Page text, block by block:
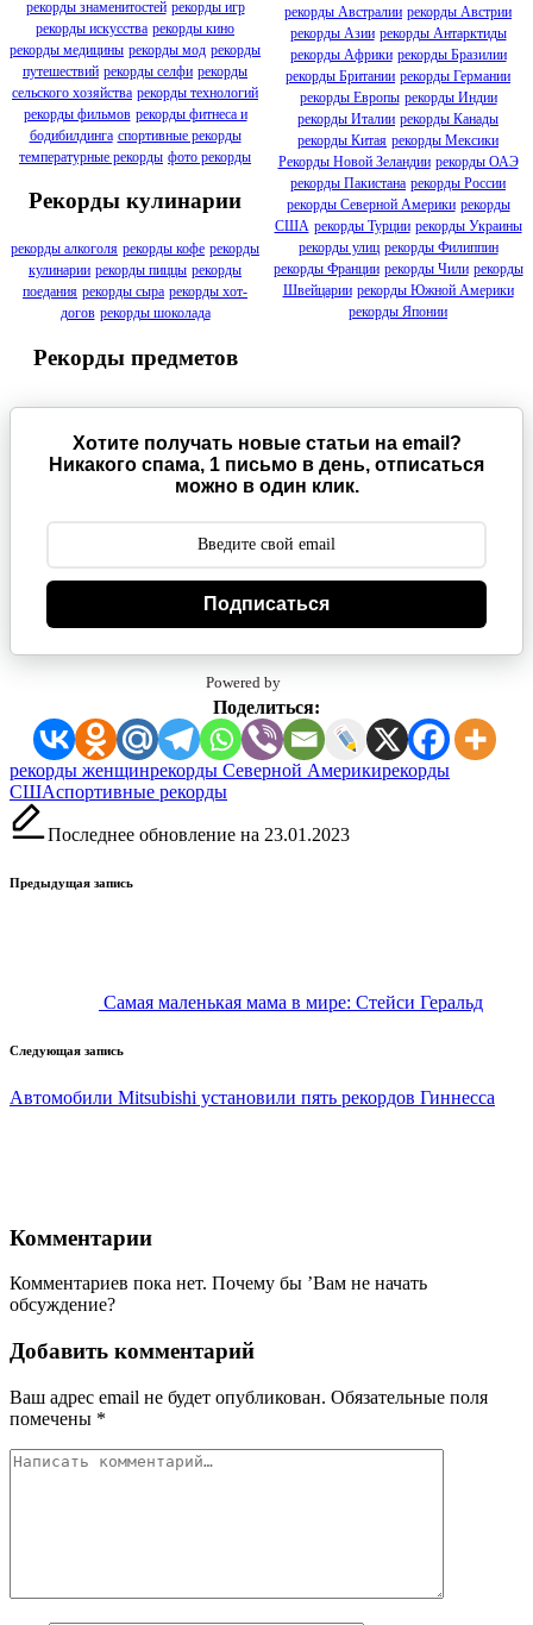
рекорды знаменитостей рекорды игр
рекорды искусства рекорды кино
рекорды медицины рекорды мод рекорды
путешествий рекорды селфи рекорды
сельского хозяйства рекорды технологий
рекорды фильмов рекорды фитнеса и
бодибилдинга спортивные рекорды
температурные рекорды фото рекорды
Рекорды кулинарии
рекорды алкоголя рекорды кофе рекорды
кулинарии рекорды пиццы рекорды
поедания рекорды сыра рекорды хот-
догов рекорды шоколада
Рекорды предметов
рекорды Австралии рекорды Австрии
рекорды Азии рекорды Антарктиды
рекорды Африки рекорды Бразилии
рекорды Британии рекорды Германии
рекорды Европы рекорды Индии
рекорды Италии рекорды Канады
рекорды Китая рекорды Мексики
Рекорды Новой Зеландии рекорды ОАЭ
рекорды Пакистана рекорды России
рекорды Северной Америки рекорды
США рекорды Турции рекорды Украины
рекорды улиц рекорды Филиппин
рекорды Франции рекорды Чили рекорды
Швейцарии рекорды Южной Америки
рекорды Японии
Хотите получать новые статьи на email?
Никакого спама, 1 письмо в день, отписаться
можно в один клик.
Подписаться
Powered by
Поделиться:
Метки:
рекорды женщинрекорды Северной Америкирекорды
СШАспортивные рекорды
Последнее обновление на 23.01.2023
Навигация
Предыдущая запись
Самая маленькая мама в мире: Стейси Геральд
Следующая запись
Автомобили Mitsubishi установили пять рекордов Гиннесса
Комментарии
Комментариев пока нет. Почему бы ’Вам не начать
обсуждение?
Добавить комментарий
Ваш адрес email не будет опубликован. Обязательные поля
помечены *